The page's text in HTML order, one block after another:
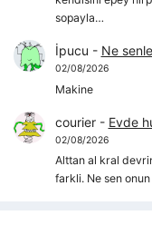
sopayla…
İpucu - Ne
02/08/2026
Makine
courier- Evde
02/08/2026
Alttan al kral
farkli. Ne sen